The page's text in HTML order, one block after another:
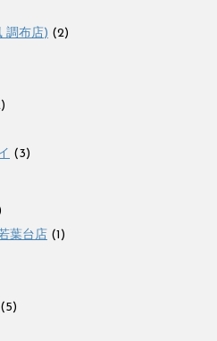
調布店) (2)
(3)
葉台店 (1)
(5)